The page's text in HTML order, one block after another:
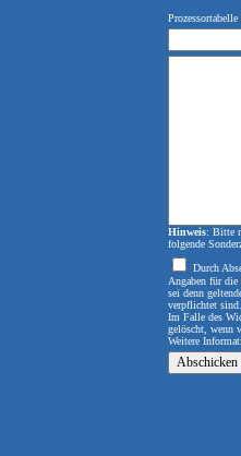
Hinweis: Bitte
folgende
Durch
Angaben für
sei denn
verpflichtet
Im Falle des
gelöscht, wenn
Weitere